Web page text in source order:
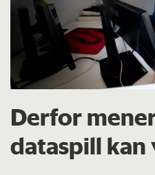
Derfor
dataspill